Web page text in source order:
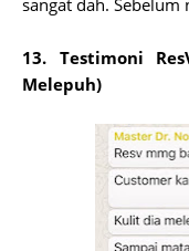
sangat dah. Sebelum
13. Testimoni
Melepuh)